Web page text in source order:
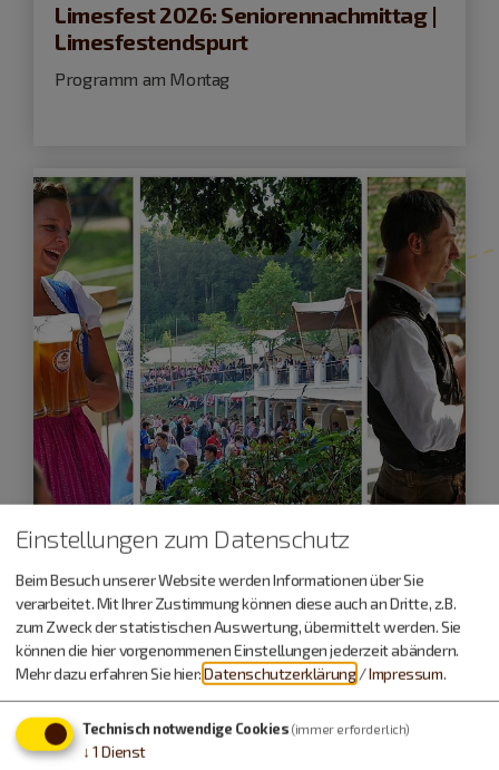
Limesfest 2026: Seniorennachmittag |
Limesfestendspurt
Programm am Montag
Titting
21. - 23.08.26
Tittinger Kellerfest
Höhepunkt des Brauereijahres
Einstellungen zum Datenschutz
Beim Besuch unserer Website werden Informationen über Sie
verarbeitet. Mit Ihrer Zustimmung können diese auch an Dritte, z.B.
zum Zweck der statistischen Auswertung, übermittelt werden. Sie
können die hier vorgenommenen Einstellungen jederzeit abändern.
Mehr dazu erfahren Sie hier:Datenschutzerklärung /Impressum.
Technisch notwendige Cookies (immer erforderlich)
↓ 1 Dienst